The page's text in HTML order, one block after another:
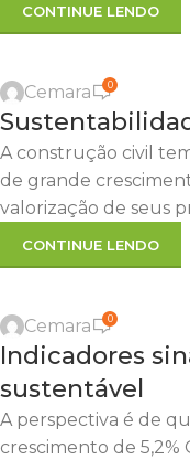
CONTINUE LENDO
Cemara 0
A construção civil
de grande
valorização de seus
CONTINUE LENDO
Cemara 0
Indicadores
sustentável
A perspectiva é de
crescimento de